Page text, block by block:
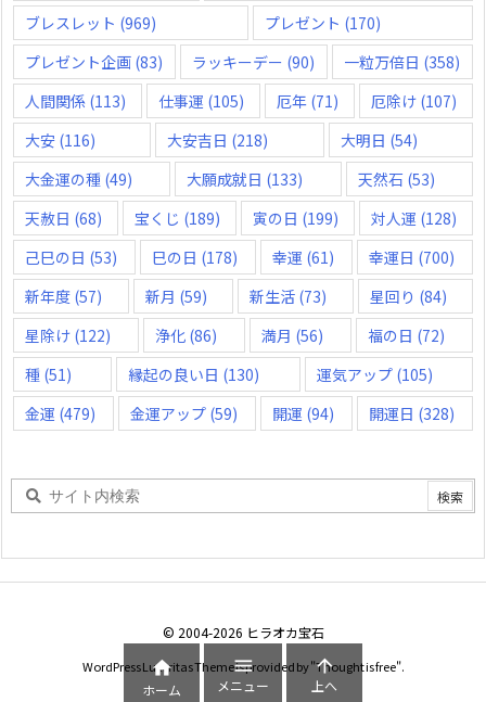
ブレスレット (969) プレゼント (170)
プレゼント企画 (83) ラッキーデー (90) 一粒万倍日 (358)
人間関係 (113) 仕事運 (105) 厄年 (71) 厄除け (107)
大安 (116) 大安吉日 (218) 大明日 (54)
大金運の種 (49) 大願成就日 (133) 天然石 (53)
天赦日 (68) 宝くじ (189) 寅の日 (199) 対人運 (128)
己巳の日 (53) 巳の日 (178) 幸運 (61) 幸運日 (700)
新年度 (57) 新月 (59) 新生活 (73) 星回り (84)
星除け (122) 浄化 (86) 満月 (56) 福の日 (72)
種 (51) 縁起の良い日 (130) 運気アップ(105)
金運 (479) 金運アップ (59) 開運 (94) 開運日 (328)
© 2004-2026 ヒラオカ宝石
WordPress Luxeritas Theme is provided by "Thought is free".

ホーム

メニュー

上へ